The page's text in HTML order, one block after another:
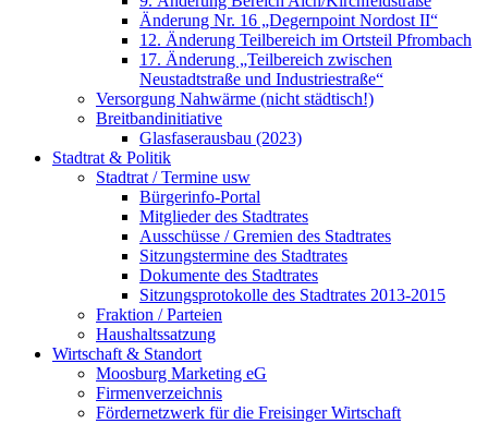
Änderung Nr. 16 „Degernpoint Nordost II“
12. Änderung Teilbereich im Ortsteil Pfrombach
17. Änderung „Teilbereich zwischen
Neustadtstraße und Industriestraße“
Versorgung Nahwärme (nicht städtisch!)
Breitbandinitiative
Glasfaserausbau (2023)
Stadtrat & Politik
Stadtrat / Termine usw
Bürgerinfo-Portal
Mitglieder des Stadtrates
Ausschüsse / Gremien des Stadtrates
Sitzungstermine des Stadtrates
Dokumente des Stadtrates
Sitzungsprotokolle des Stadtrates 2013-2015
Fraktion / Parteien
Haushaltssatzung
Wirtschaft & Standort
Moosburg Marketing eG
Firmenverzeichnis
Fördernetzwerk für die Freisinger Wirtschaft